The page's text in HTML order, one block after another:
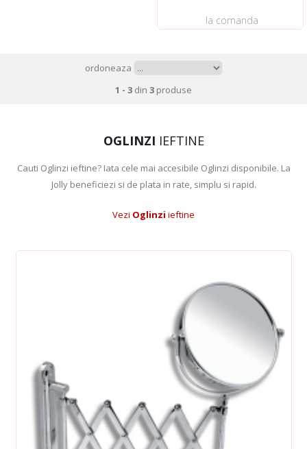
la comanda
ordoneaza
1 - 3 din 3 produse
OGLINZI IEFTINE
Cauti Oglinzi ieftine? Iata cele mai accesibile Oglinzi disponibile. La
Jolly beneficiezi si de plata in rate, simplu si rapid.
Vezi Oglinzi ieftine